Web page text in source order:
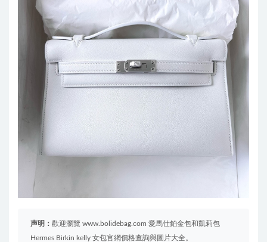
声明： 歡迎瀏覽 www.bolidebag.com 愛馬仕鉑金包和凱莉包
Hermes Birkin kelly 女包官網價格查詢與圖片大全。